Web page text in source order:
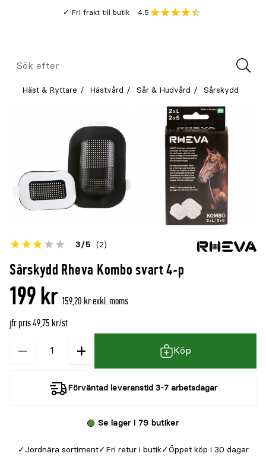
Fri frakt till butik
Genomsnitt
4.5
Meny
Sök
Häst & Ryttare Hästvård Sår & Hudvård Sårskydd
Sårskydd Rheva Kombo svart 4-p
Betyget
denna
3 5 (2)
Öppna
recensioner
199 kr 159,20 kr exkl. moms
jfr pris 49,75 kr/st
−
Kvantitet + Köp
Förväntad leveranstid 3-7 arbetsdagar
Se lager i 79 butiker
Jordnära sortiment Fri retur i butik Öppet köp i 30 dagar